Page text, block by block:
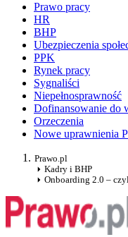
Prawo pracy
HR
BHP
Ubezpieczenia
PPK
Rynek pracy
Sygnaliści
Niepełnosprawność
Dofinansowanie do
Orzeczenia
Nowe uprawnienia
Prawo.pl
Kadry i BHP
Onboarding 2.0 –